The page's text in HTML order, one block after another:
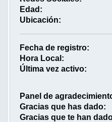
Edad:
Ubicación:
Fecha de registro:
Hora Local:
Última vez activo:
Panel de
Gracias que has dado:
Gracias que te han